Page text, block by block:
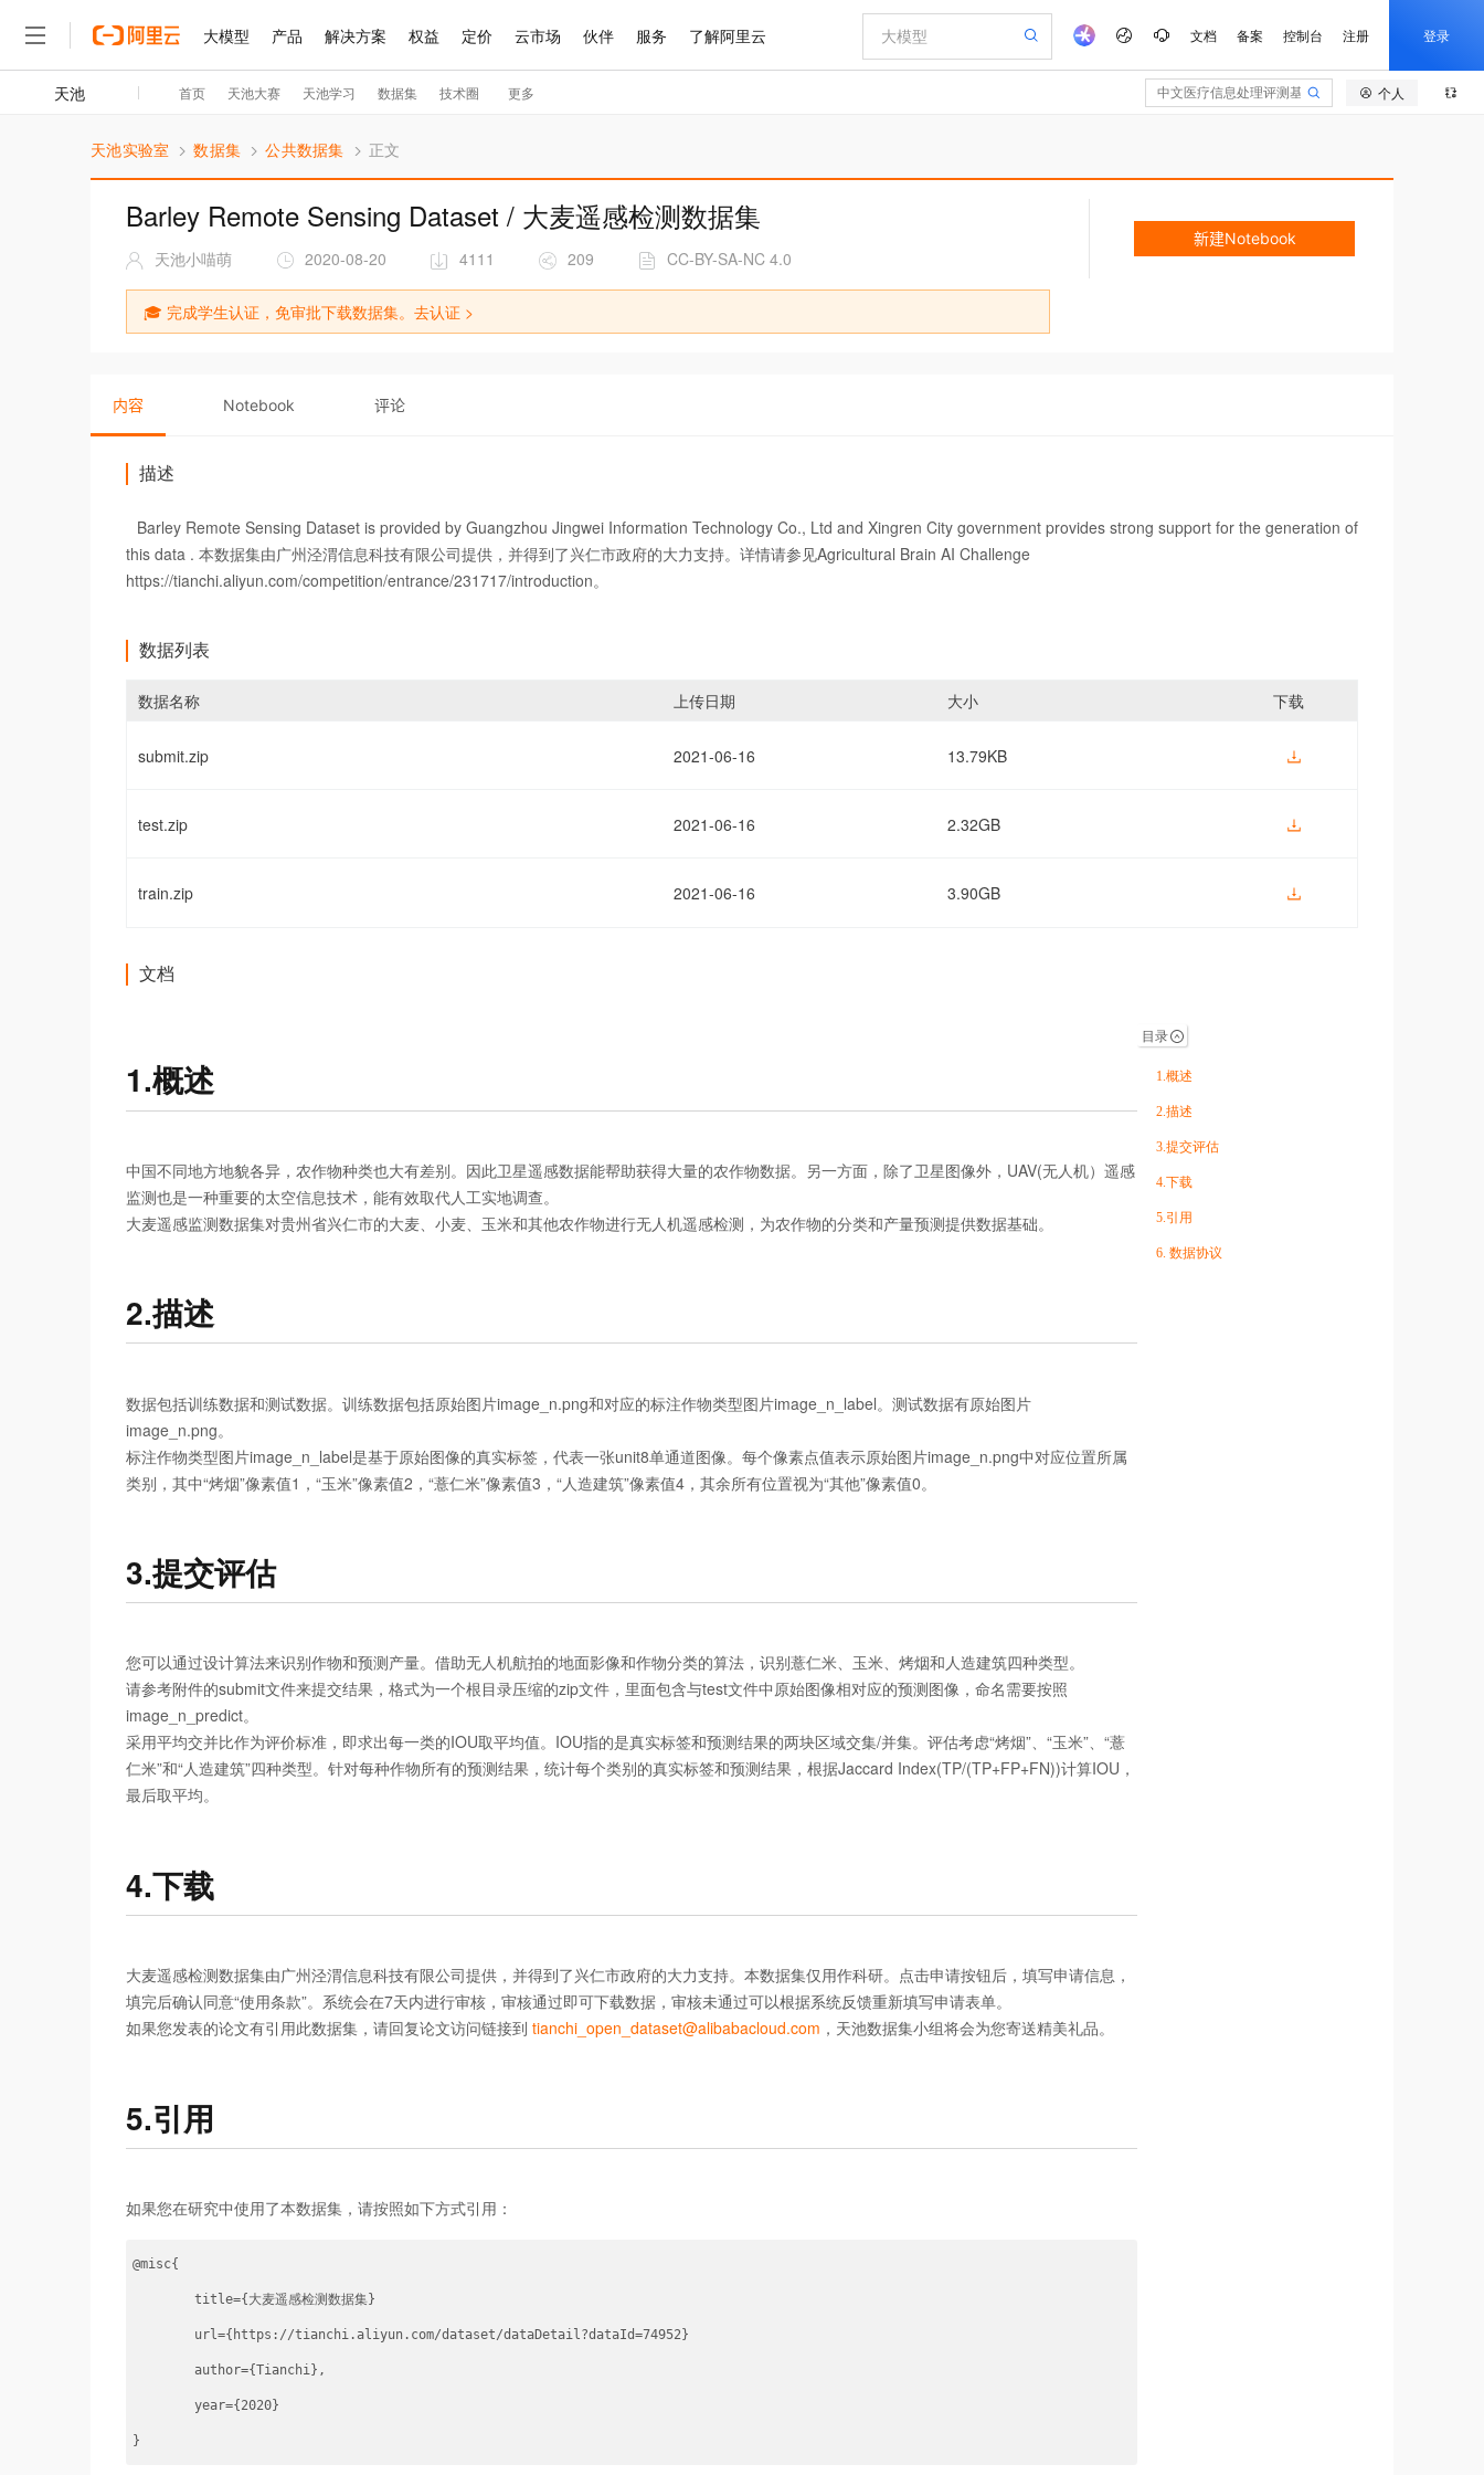
天池实验室 数据集 公共数据集 正文
Barley Remote Sensing Dataset / 大麦遥感检测数据集
天池小喵萌 2020-08-20 4111 209 CC-BY-SA-NC 4.0
新建Notebook
🎓 完成学生认证，免审批下载数据集。 去认证 >
内容 Notebook 评论
描述
Barley Remote Sensing Dataset is provided by Guangzhou Jingwei Information Technology Co., Ltd and Xingren City government provides strong support for the generation of
this data . 本数据集由广州泾渭信息科技有限公司提供，并得到了兴仁市政府的大力支持。详情请参见Agricultural Brain AI Challenge
https://tianchi.aliyun.com/competition/entrance/231717/introduction。
数据列表
数据名称 上传日期 大小 下载
submit.zip 2021-06-16 13.79KB
test.zip 2021-06-16 2.32GB
train.zip 2021-06-16 3.90GB
文档
1.概述
中国不同地方地貌各异，农作物种类也大有差别。因此卫星遥感数据能帮助获得大量的农作物数据。另一方面，除了卫星图像外，UAV(无人机）遥感
监测也是一种重要的太空信息技术，能有效取代人工实地调查。
大麦遥感监测数据集对贵州省兴仁市的大麦、小麦、玉米和其他农作物进行无人机遥感检测，为农作物的分类和产量预测提供数据基础。
2.描述
数据包括训练数据和测试数据。训练数据包括原始图片image_n.png和对应的标注作物类型图片image_n_label。测试数据有原始图片
image_n.png。
标注作物类型图片image_n_label是基于原始图像的真实标签，代表一张unit8单通道图像。每个像素点值表示原始图片image_n.png中对应位置所属
类别，其中“烤烟”像素值1，“玉米”像素值2，“薏仁米”像素值3，“人造建筑”像素值4，其余所有位置视为“其他”像素值0。
3.提交评估
您可以通过设计算法来识别作物和预测产量。借助无人机航拍的地面影像和作物分类的算法，识别薏仁米、玉米、烤烟和人造建筑四种类型。
请参考附件的submit文件来提交结果，格式为一个根目录压缩的zip文件，里面包含与test文件中原始图像相对应的预测图像，命名需要按照
image_n_predict。
采用平均交并比作为评价标准，即求出每一类的IOU取平均值。IOU指的是真实标签和预测结果的两块区域交集/并集。评估考虑“烤烟”、“玉米”、“薏
仁米”和“人造建筑”四种类型。针对每种作物所有的预测结果，统计每个类别的真实标签和预测结果，根据Jaccard Index(TP/(TP+FP+FN))计算IOU，
最后取平均。
4.下载
大麦遥感检测数据集由广州泾渭信息科技有限公司提供，并得到了兴仁市政府的大力支持。本数据集仅用作科研。点击申请按钮后，填写申请信息，
填完后确认同意“使用条款”。系统会在7天内进行审核，审核通过即可下载数据，审核未通过可以根据系统反馈重新填写申请表单。
如果您发表的论文有引用此数据集，请回复论文访问链接到 tianchi_open_dataset@alibabacloud.com ，天池数据集小组将会为您寄送精美礼品。
5.引用
如果您在研究中使用了本数据集，请按照如下方式引用：
@misc{
        title={大麦遥感检测数据集}
        url={https://tianchi.aliyun.com/dataset/dataDetail?dataId=74952}
        author={Tianchi},
        year={2020}
目录
1.概述
2.描述
3.提交评估
4.下载
5.引用
6. 数据协议